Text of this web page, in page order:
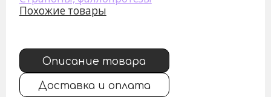
Похожие товары
Описание товара
Доставка и оплата